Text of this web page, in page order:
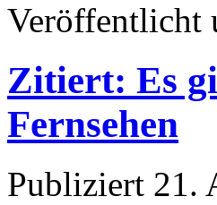
Veröffentlicht
Zitiert: Es
Fernsehen
Publiziert 21.